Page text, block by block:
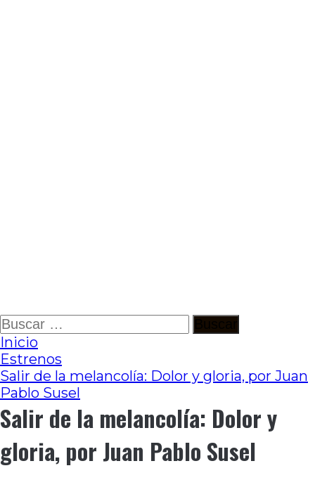
Ir
al
contenido
Buscar:
Inicio
Estrenos
Salir de la melancolía: Dolor y gloria, por Juan
Pablo Susel
Salir de la melancolía: Dolor y
gloria, por Juan Pablo Susel